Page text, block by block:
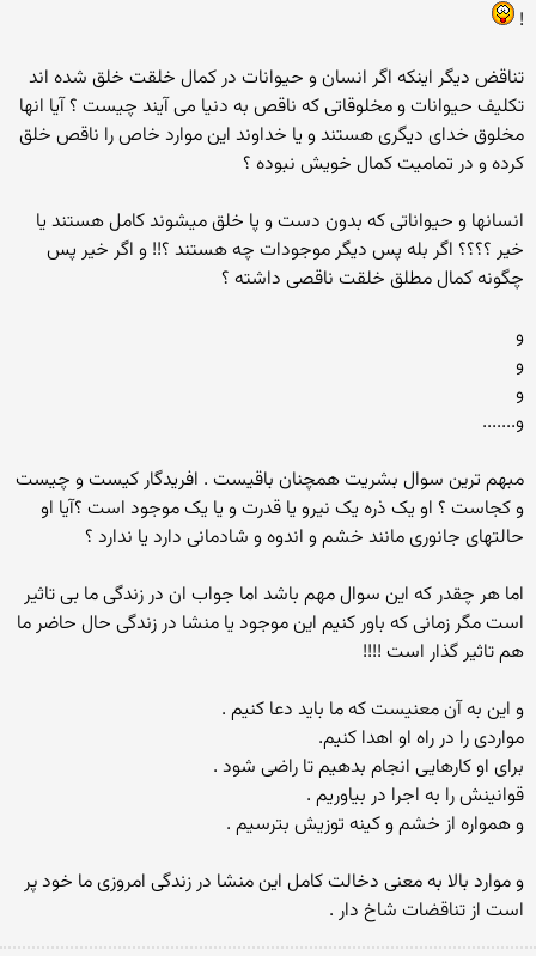
!
تناقض دیگر اینکه اگر انسان و حیوانات در کمال خلقت خلق شده اند
تکلیف حیوانات و مخلوقاتی که ناقص به دنیا می آیند چیست ؟ آیا انها
مخلوق خدای دیگری هستند و یا خداوند این موارد خاص را ناقص خلق
کرده و در تمامیت کمال خویش نبوده ؟
انسانها و حیواناتی که بدون دست و پا خلق میشوند کامل هستند یا
خیر ؟؟؟؟ اگر بله پس دیگر موجودات چه هستند ؟!! و اگر خیر پس
چگونه کمال مطلق خلقت ناقصی داشته ؟
و
و
و
و.......
مبهم ترین سوال بشریت همچنان باقیست . افریدگار کیست و چیست
و کجاست ؟ او یک ذره یک نیرو یا قدرت و یا یک موجود است ؟آیا او
حالتهای جانوری مانند خشم و اندوه و شادمانی دارد یا ندارد ؟
اما هر چقدر که این سوال مهم باشد اما جواب ان در زندگی ما بی تاثیر
است مگر زمانی که باور کنیم این موجود یا منشا در زندگی حال حاضر ما
هم تاثیر گذار است !!!!
و این به آن معنیست که ما باید دعا کنیم .
مواردی را در راه او اهدا کنیم.
برای او کارهایی انجام بدهیم تا راضی شود .
قوانینش را به اجرا در بیاوریم .
و همواره از خشم و کینه توزیش بترسیم .
و موارد بالا به معنی دخالت کامل این منشا در زندگی امروزی ما خود پر
است از تناقضات شاخ دار .